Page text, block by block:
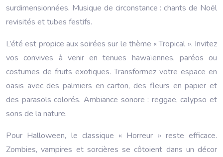
surdimensionnées. Musique de circonstance : chants de Noël
revisités et tubes festifs.
L’été est propice aux soirées sur le thème « Tropical ». Invitez
vos convives à venir en tenues hawaïennes, paréos ou
costumes de fruits exotiques. Transformez votre espace en
oasis avec des palmiers en carton, des fleurs en papier et
des parasols colorés. Ambiance sonore : reggae, calypso et
sons de la nature.
Pour Halloween, le classique « Horreur » reste efficace.
Zombies, vampires et sorcières se côtoient dans un décor